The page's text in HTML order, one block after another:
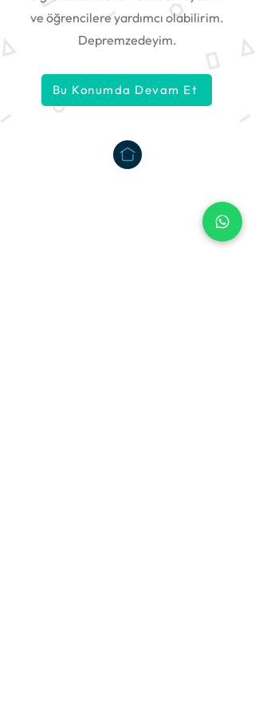
ve öğrencilere yardımcı olabilirim.
Depremzedeyim.
Bu Konumda Devam Et